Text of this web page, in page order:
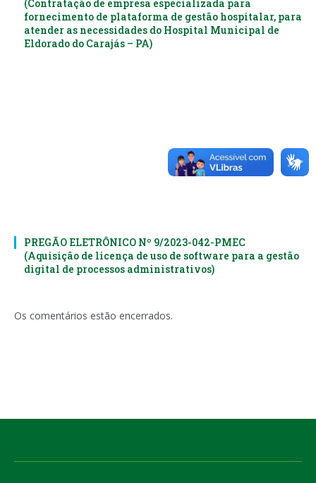
(Contratação de empresa especializada para
fornecimento de plataforma de gestão hospitalar, para
atender as necessidades do Hospital Municipal de
Eldorado do Carajás – PA)
PREGÃO ELETRÔNICO Nº 9/2023-042-PMEC
(Aquisição de licença de uso de software para a gestão
digital de processos administrativos)
Os comentários estão encerrados.